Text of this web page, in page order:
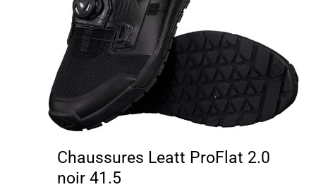
Chaussures Leatt ProFlat 2.0
noir 41.5